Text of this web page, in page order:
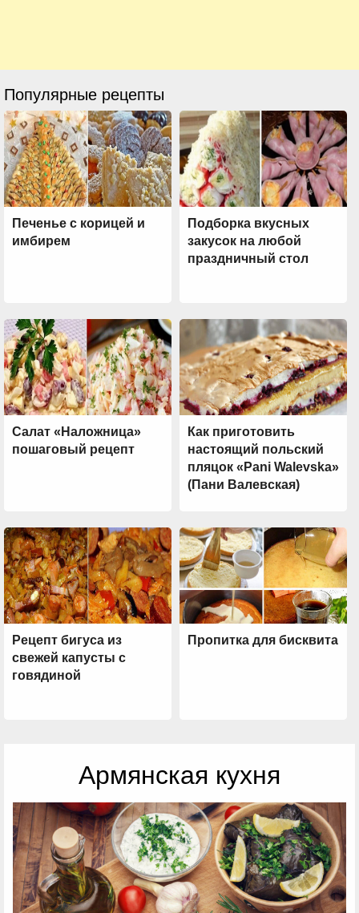
Популярные рецепты
Печенье с корицей и
имбирем
Подборка вкусных
закусок на любой
праздничный стол
Салат «Наложница»
пошаговый рецепт
Как приготовить
настоящий польский
пляцок «Pani Walevska»
(Пани Валевская)
Рецепт бигуса из
свежей капусты с
говядиной
Пропитка для бисквита
Армянская кухня